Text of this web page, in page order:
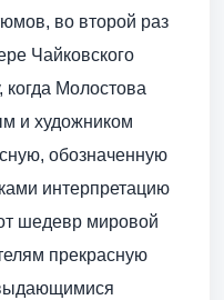
во второй раз
Чайковского
когда Молостова
и художником
обозначенную
интерпретацию
шедевр мировой
прекрасную